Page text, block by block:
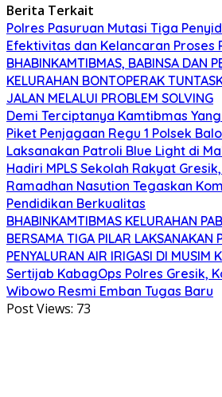
Berita Terkait
Polres Pasuruan Mutasi Tiga
Efektivitas dan Kelancaran Proses
BHABINKAMTIBMAS, BABINSA DAN
KELURAHAN BONTOPERAK
JALAN MELALUI PROBLEM SOLVING
Demi Terciptanya Kamtibmas
Piket Penjagaan Regu 1 Polsek
Laksanakan Patroli Blue Light di
Hadiri MPLS Sekolah Rakyat
Ramadhan Nasution Tegaskan
Pendidikan Berkualitas
BHABINKAMTIBMAS KELURAHAN
BERSAMA TIGA PILAR LAKSANAKAN
PENYALURAN AIR IRIGASI DI MUSIM
Sertijab KabagOps Polres Gresik,
Wibowo Resmi Emban Tugas Baru
Post Views: 73